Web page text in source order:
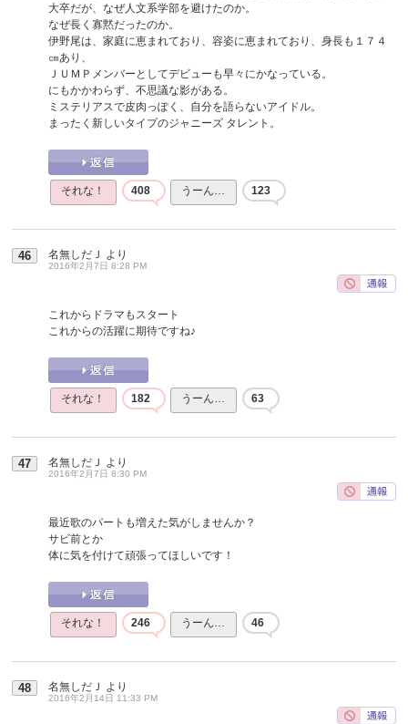
大卒だが、なぜ人文系学部を避けたのか。
なぜ長く寡黙だったのか。
伊野尾は、家庭に恵まれており、容姿に恵まれており、身長も１７４
㎝あり、
ＪＵＭＰメンバーとしてデビューも早々にかなっている。
にもかかわらず、不思議な影がある。
ミステリアスで皮肉っぽく、自分を語らないアイドル。
まったく新しいタイプのジャニーズ タレント。
それな！ 408 うーん… 123
46 名無しだＪ より
2016年2月7日 8:28 PM
これからドラマもスタート
これからの活躍に期待ですね♪
それな！ 182 うーん… 63
47 名無しだＪ より
2016年2月7日 8:30 PM
最近歌のパートも増えた気がしませんか？
サビ前とか
体に気を付けて頑張ってほしいです！
それな！ 246 うーん… 46
48 名無しだＪ より
2016年2月14日 11:33 PM